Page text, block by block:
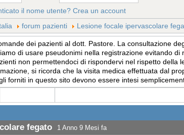
il nome utente? Crea un account
forum pazienti Lesione focale ipervascolare
dei pazienti al dott. Pastore. La consultazione
di usare pseudonimi nella registrazione evitando
non permettendoci di rispondervi nel rispetto
si ricorda che la visita medica effettuata dal
forniti in questo sito devono essere intesi
fegato 1 Anno 9 Mesi fa